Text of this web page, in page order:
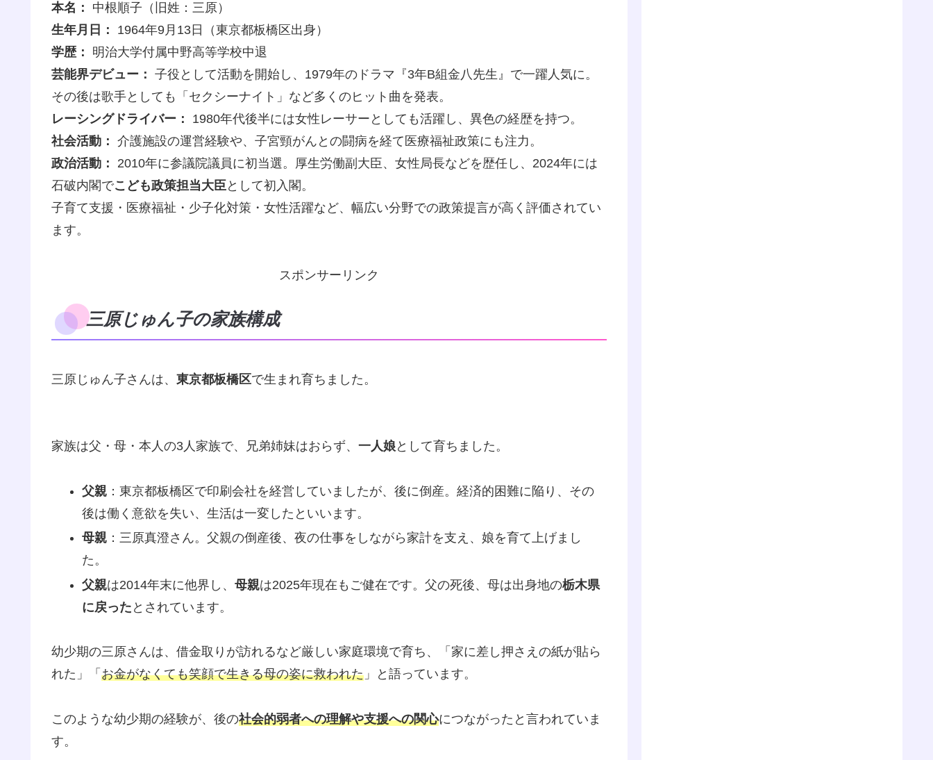
本名：
中根順子（旧姓：三原）
生年月日：
1964年9月13日（東京都板橋区出身）
学歴：
明治大学付属中野高等学校中退
芸能界デビュー： 子役として活動を開始し、1979年のドラマ『3年B組金八先生』で一躍人気に。
その後は歌手としても「セクシーナイト」など多くのヒット曲を発表。
レーシングドライバー：
1980年代後半には女性レーサーとしても活躍し、異色の経歴を持つ。
社会活動： 介護施設の運営経験や、子宮頸がんとの闘病を経て医療福祉政策にも注力。
政治活動：
2010年に参議院議員に初当選。厚生労働副大臣、女性局長などを歴任し、2024年には
石破内閣でこども政策担当大臣として初入閣。
子育て支援・医療福祉・少子化対策・女性活躍など、幅広い分野での政策提言が高く評価されてい
ます。
スポンサーリンク
三原じゅん子の家族構成
三原じゅん子さんは、 東京都板橋区で生まれ育ちました。
家族は父・母・本人の3人家族で、兄弟姉妹はおらず、 一人娘として育ちました。
父親：東京都板橋区で印刷会社を経営していましたが、後に倒産。経済的困難に陥り、その
後は働く意欲を失い、生活は一変したといいます。
母親：三原真澄さん。父親の倒産後、夜の仕事をしながら家計を支え、娘を育て上げまし
た。
父親は2014年末に他界し、 母親は2025年現在もご健在です。父の死後、母は出身地の栃木県
に戻った とされています。
幼少期の三原さんは、借金取りが訪れるなど厳しい家庭環境で育ち、「家に差し押さえの紙が貼ら
れた」「 お金がなくても笑顔で生きる母の姿に救われた 」と語っています。
このような幼少期の経験が、後の社会的弱者への理解や支援への関心につながったと言われていま
す。